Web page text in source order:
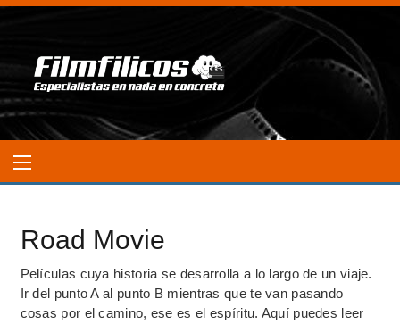
Road Movie
Películas cuya historia se desarrolla a lo largo de un viaje.
Ir del punto A al punto B mientras que te van pasando
cosas por el camino, ese es el espíritu. Aquí puedes leer